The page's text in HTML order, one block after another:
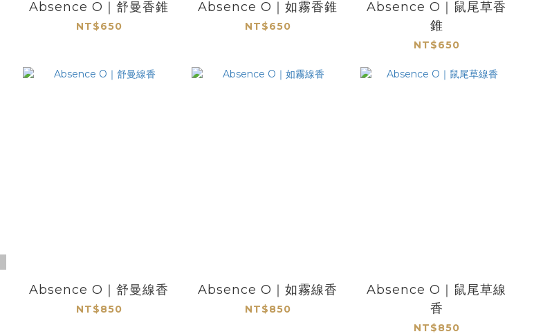
Absence O｜舒曼香錐
NT$650
Absence O｜如霧香錐
NT$650
Absence O｜鼠尾草香
錐
NT$650
Absence O｜舒曼線香
NT$850
Absence O｜如霧線香
NT$850
Absence O｜鼠尾草線
香
NT$850